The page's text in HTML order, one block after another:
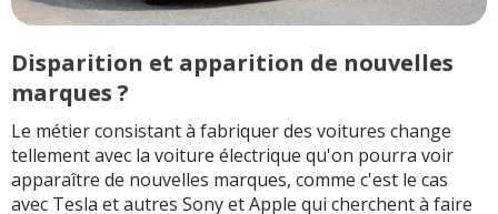
Disparition et apparition de nouvelles
marques ?
Le métier consistant à fabriquer des voitures change
tellement avec la voiture électrique qu'on pourra voir
apparaître de nouvelles marques, comme c'est le cas
avec Tesla et autres Sony et Apple qui cherchent à faire